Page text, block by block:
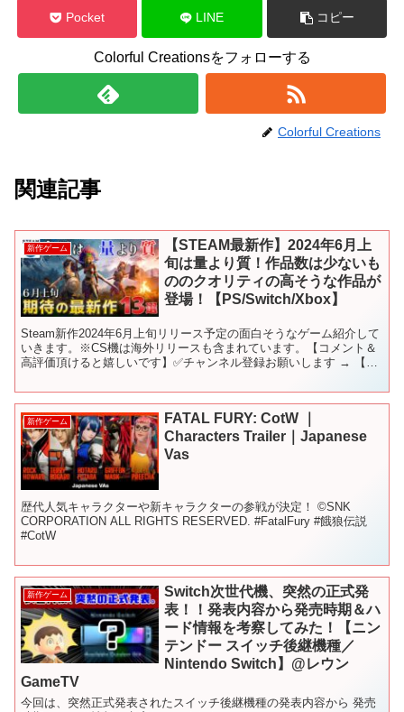
Pocket LINE コピー
Colorful Creationsをフォローする
Colorful Creations
関連記事
新作ゲーム
【STEAM最新作】2024年6月上
旬は量より質！作品数は少ないも
ののクオリティの高そうな作品が
登場！【PS/Switch/Xbox】
Steam新作2024年6月上旬リリース予定の面白そうなゲーム紹介して
いきます。※CS機は海外リリースも含まれています。【コメント＆
高評価頂けると嬉しいです】✅チャンネル登録お願いします → 【目
新作ゲーム
FATAL FURY: CotW ｜
Characters Trailer｜Japanese
Vas
歴代人気キャラクターや新キャラクターの参戦が決定！ ©SNK
CORPORATION ALL RIGHTS RESERVED. #FatalFury #餓狼伝説
#CotW
新作ゲーム
Switch次世代機、突然の正式発
表！！発表内容から発売時期＆ハ
ード情報を考察してみた！【ニン
テンドー スイッチ後継機種／
Nintendo Switch】@レウン
GameTV
今回は、突然正式発表されたスイッチ後継機種の発表内容から 発売